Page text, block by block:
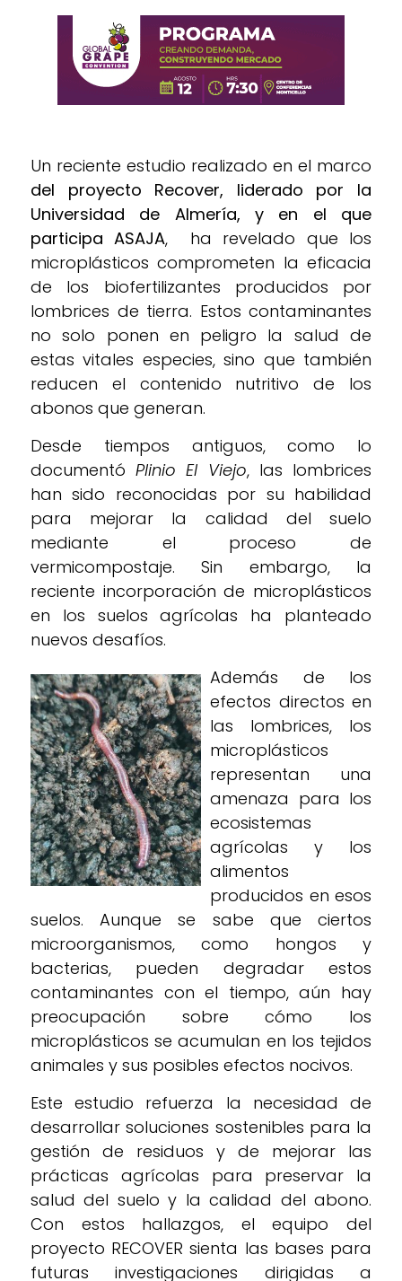
Un reciente estudio realizado en el marco
del proyecto Recover, liderado por la
Universidad de Almería, y en el que
participa ASAJA, ha revelado que los
microplásticos comprometen la eficacia
de los biofertilizantes producidos por
lombrices de tierra. Estos contaminantes
no solo ponen en peligro la salud de
estas vitales especies, sino que también
reducen el contenido nutritivo de los
abonos que generan.
Desde tiempos antiguos, como lo
documentóPlinio El Viejo, las lombrices
han sido reconocidas por su habilidad
para mejorar la calidad del suelo
mediante el proceso de
vermicompostaje. Sin embargo, la
reciente incorporación de microplásticos
en los suelos agrícolas ha planteado
nuevos desafíos.
Además de los
efectos directos en
las lombrices, los
microplásticos
representan una
amenaza para los
ecosistemas
agrícolas y los
alimentos
producidos en esos
suelos. Aunque se sabe que ciertos
microorganismos, como hongos y
bacterias, pueden degradar estos
contaminantes con el tiempo, aún hay
preocupación sobre cómo los
microplásticos se acumulan en los tejidos
animales y sus posibles efectos nocivos.
Este estudio refuerza la necesidad de
desarrollar soluciones sostenibles para la
gestión de residuos y de mejorar las
prácticas agrícolas para preservar la
salud del suelo y la calidad del abono.
Con estos hallazgos, el equipo del
proyecto RECOVER sienta las bases para
futuras investigaciones dirigidas a